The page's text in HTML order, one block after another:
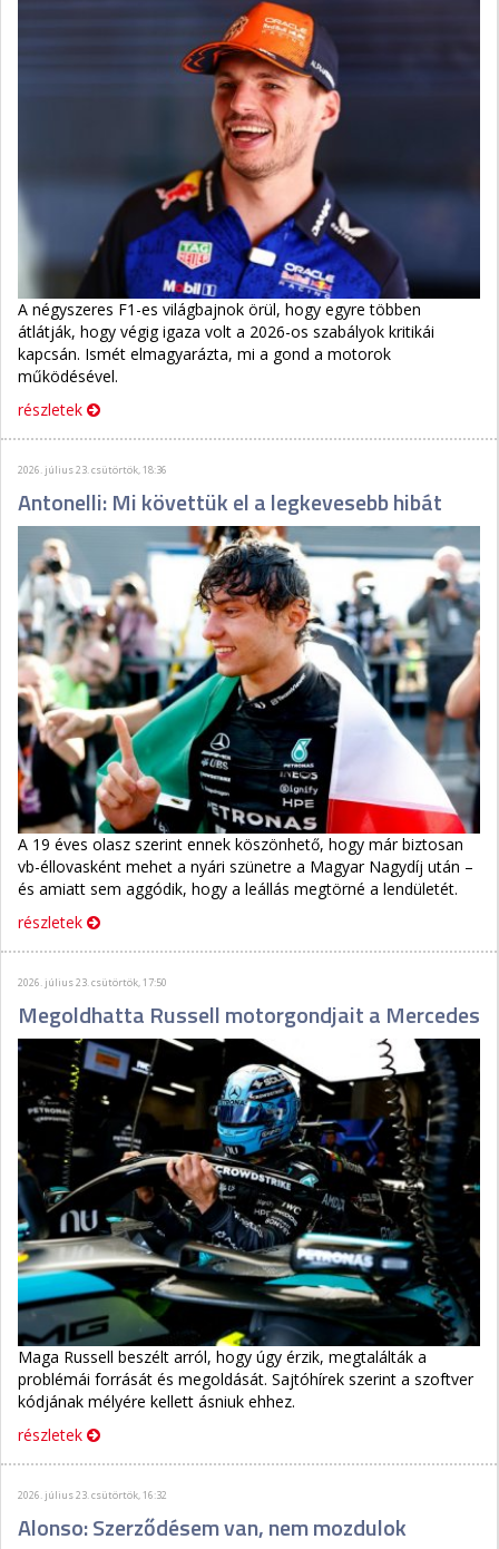
A négyszeres F1-es világbajnok örül, hogy egyre többen
átlátják, hogy végig igaza volt a 2026-os szabályok kritikái
kapcsán. Ismét elmagyarázta, mi a gond a motorok
működésével.
részletek
2026. július 23. csütörtök, 18:36
Antonelli: Mi követtük el a legkevesebb hibát
A 19 éves olasz szerint ennek köszönhető, hogy már biztosan
vb-éllovasként mehet a nyári szünetre a Magyar Nagydíj után –
és amiatt sem aggódik, hogy a leállás megtörné a lendületét.
részletek
2026. július 23. csütörtök, 17:50
Megoldhatta Russell motorgondjait a Mercedes
Maga Russell beszélt arról, hogy úgy érzik, megtalálták a
problémái forrását és megoldását. Sajtóhírek szerint a szoftver
kódjának mélyére kellett ásniuk ehhez.
részletek
2026. július 23. csütörtök, 16:32
Alonso: Szerződésem van, nem mozdulok